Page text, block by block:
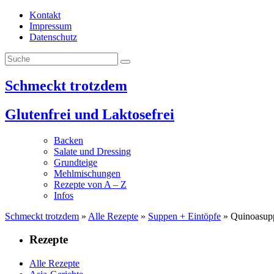
Skip
zum
Inhalt
Kontakt
Impressum
Datenschutz
Schmeckt trotzdem
Glutenfrei und Laktosefrei
Backen
Salate und Dressing
Grundteige
Mehlmischungen
Rezepte von A – Z
Infos
Schmeckt trotzdem » Alle Rezepte » Suppen + Eintöpfe »
Rezepte
Alle Rezepte